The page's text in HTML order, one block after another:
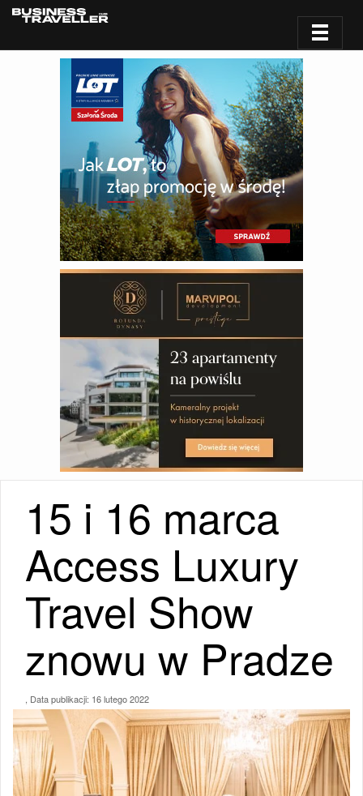
15 i 16 marca
Access Luxury
Travel Show
znowu w Pradze
, Data publikacji: 16 lutego 2022